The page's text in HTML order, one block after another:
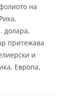
на
долара,
притежава
и
Европа,